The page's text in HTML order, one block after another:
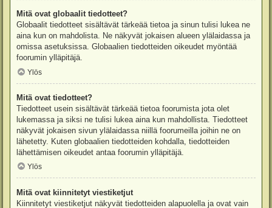
Mitä ovat globaalit tiedotteet?
Globaalit tiedotteet sisältävät tärkeää tietoa ja sinun tulisi lukea ne
aina kun on mahdolista. Ne näkyvät jokaisen alueen ylälaidassa ja
omissa asetuksissa. Globaalien tiedotteiden oikeudet myöntää
foorumin ylläpitäjä.
Ylös
Mitä ovat tiedotteet?
Tiedotteet usein sisältävät tärkeää tietoa foorumista jota olet
lukemassa ja siksi ne tulisi lukea aina kun mahdollista. Tiedotteet
näkyvät jokaisen sivun ylälaidassa niillä foorumeilla joihin ne on
lähetetty. Kuten globaalien tiedotteiden kohdalla, tiedotteiden
lähettämisen oikeudet antaa foorumin ylläpitäjä.
Ylös
Mitä ovat kiinnitetyt viestiketjut
Kiinnitetyt viestiketjut näkyvät tiedotteiden alapuolella ja ovat vain